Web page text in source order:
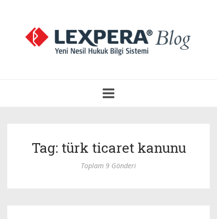
Aç
Tag: türk ticaret kanunu
Toplam 9 Gönderi